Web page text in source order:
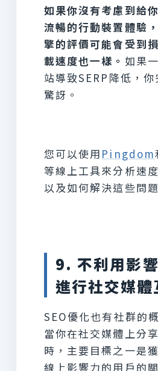
如果你沒有考慮到給
流暢的行動裝置體驗
擎的評價可能會受到
載速度也一樣。 如果
站導致SERP降低，
驚訝。
您可以使用 Pingdom
等線上工具來分析速
以及如何解決這些問題
9. 不利用影
進行社交媒體
SEO優化也有社群的
當你在社交媒體上分
時，主要目標之一是
線上影響力的用戶的